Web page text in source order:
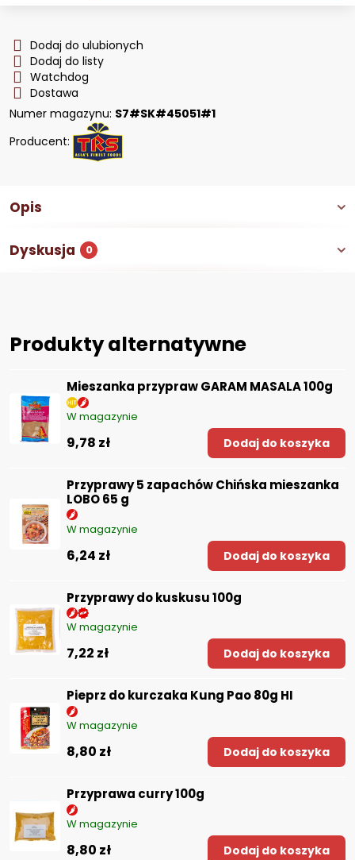
Dodaj do ulubionych
Dodaj do listy
Watchdog
Dostawa
Numer magazynu: S7#SK#45051#1
Producent:
Opis
Dyskusja 0
Produkty alternatywne
Mieszanka przypraw GARAM MASALA 100g
W magazynie
9,78 zł Dodaj do koszyka
Przyprawy 5 zapachów Chińska mieszanka
LOBO 65 g
W magazynie
6,24 zł Dodaj do koszyka
Przyprawy do kuskusu 100g
W magazynie
7,22 zł Dodaj do koszyka
Pieprz do kurczaka Kung Pao 80g HI
W magazynie
8,80 zł Dodaj do koszyka
Przyprawa curry 100g
W magazynie
8,80 zł Dodaj do koszyka